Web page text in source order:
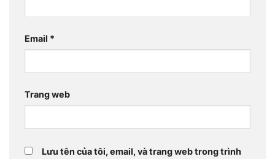
Email *
Trang web
Lưu tên của tôi, email, và trang web trong trình